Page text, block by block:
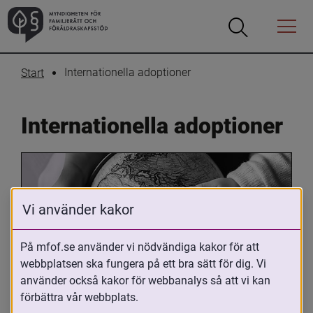
Öppna
Öppna
Menyn
Start Internationella adoptioner
Internationella adoptioner
Oavsett om du är adopterad,
adoptivförälder eller arbetar med
Vi använder kakor
På mfof.se använder vi nödvändiga kakor för att
webbplatsen ska fungera på ett bra sätt för dig. Vi
använder också kakor för webbanalys så att vi kan
förbättra vår webbplats.